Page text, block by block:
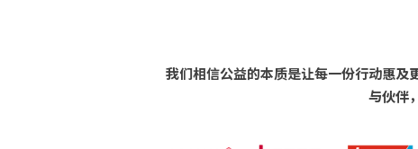
我们相信公益的本质是让每一份行动惠及
与伙伴